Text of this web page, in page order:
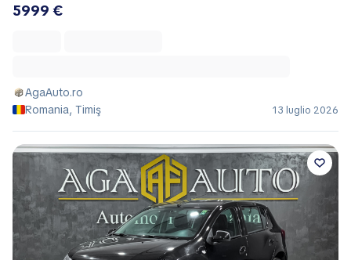
5999 €
AgaAuto.ro
Romania, Timiş
13 luglio 2026